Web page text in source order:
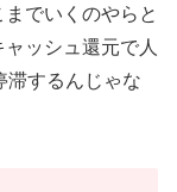
でいくのやらと
ッシュ還元で人
滞するんじゃな